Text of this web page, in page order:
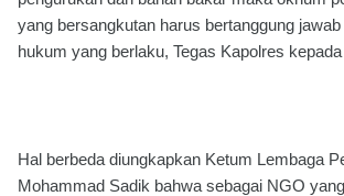
yang bersangkutan harus bertanggung
hukum yang berlaku, Tegas Kapolres
Hal berbeda diungkapkan Ketum Lembaga
Mohammad Sadik bahwa sebagai NGO